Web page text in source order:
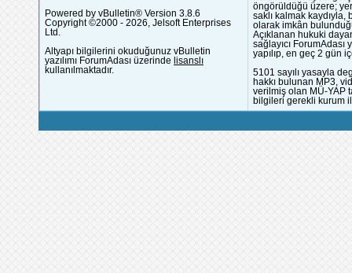
Powered by vBulletin® Version 3.8.6
Copyright ©2000 - 2026, Jelsoft Enterprises
Ltd.
Altyapı bilgilerini okuduğunuz vBulletin
yazılımı ForumAdası üzerinde lisanslı
kullanılmaktadır.
öngörüldüğü üzere;
saklı kalmak
olarak imkân
Açıklanan hukuki
sağlayıcı
yapılıp, en geç 2 gün
5101 sayılı yasayla
hakkı bulunan MP3,
verilmiş olan MÜ-YAP
bilgileri gerekli kurum